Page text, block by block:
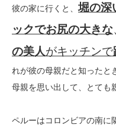
彼の家に行くと、堀の深
ックでお尻の大きな
の美人がキッチンで
れが彼の母親だと知ったと
母親を思い出して、とても
ペルーはコロンビアの南に